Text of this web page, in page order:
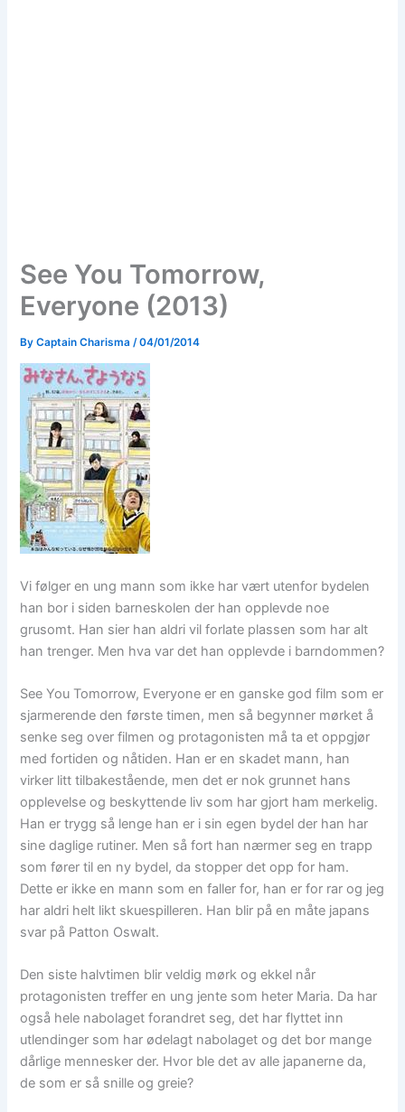
See You Tomorrow,
Everyone (2013)
ByCaptain Charisma /04/01/2014
Vi følger en ung mann som ikke har vært utenfor bydelen
han bor i siden barneskolen der han opplevde noe
grusomt. Han sier han aldri vil forlate plassen som har alt
han trenger. Men hva var det han opplevde i barndommen?
See You Tomorrow, Everyone er en ganske god film som er
sjarmerende den første timen, men så begynner mørket å
senke seg over filmen og protagonisten må ta et oppgjør
med fortiden og nåtiden. Han er en skadet mann, han
virker litt tilbakestående, men det er nok grunnet hans
opplevelse og beskyttende liv som har gjort ham merkelig.
Han er trygg så lenge han er i sin egen bydel der han har
sine daglige rutiner. Men så fort han nærmer seg en trapp
som fører til en ny bydel, da stopper det opp for ham.
Dette er ikke en mann som en faller for, han er for rar og jeg
har aldri helt likt skuespilleren. Han blir på en måte japans
svar på Patton Oswalt.
Den siste halvtimen blir veldig mørk og ekkel når
protagonisten treffer en ung jente som heter Maria. Da har
også hele nabolaget forandret seg, det har flyttet inn
utlendinger som har ødelagt nabolaget og det bor mange
dårlige mennesker der. Hvor ble det av alle japanerne da,
de som er så snille og greie?